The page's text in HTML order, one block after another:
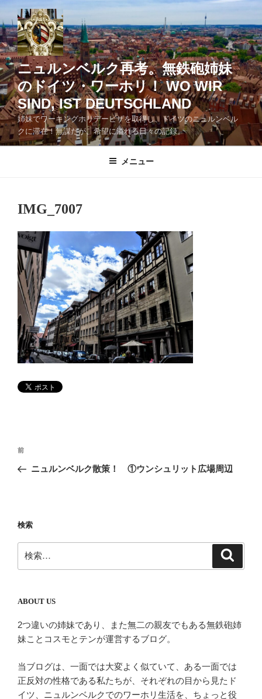
コ
ン
テ
ン
ツ
へ
ス
キ
ッ
プ
ニュルンベルク再考。無鉄砲姉妹
のドイツ・ワーホリ！ WO WIR
SIND, IST DEUTSCHLAND
姉妹でワーキングホリデービザを取得し、ドイツのニュルンベル
クに滞在！無謀だが、希望に溢れる日々の記録。
メニュー
IMG_7007
投
ナ
ー
シ
ョ
前
の
前
ニュルンベルク散策！ ①ウンシュリット広場周辺
検索
索:
ABOUT US
2つ違いの姉妹であり、また無二の親友でもある無鉄砲姉
妹ことコスモとテンが運営するブログ。
当ブログは、一面では大変よく似ていて、ある一面では
正反対の性格である私たちが、それぞれの目から見たド
イツ、ニュルンベルクでのワーホリ生活を、ちょっと役